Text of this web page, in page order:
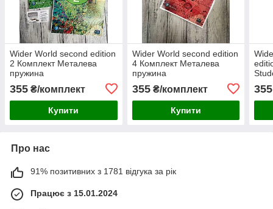
Wider World second edition
2 Комплект Металева
пружина
355 ₴/комплект
Купити
Wider World second edition
4 Комплект Металева
пружина
355₴/комплект
Купити
355
Про нас
91% позитивних з 1781 відгука за рік
Працює з 15.01.2024